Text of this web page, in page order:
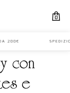
0
DA 200€
e